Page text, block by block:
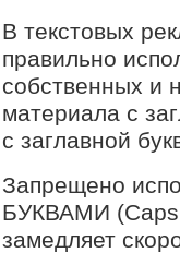
В текстовых
правильно
собственных и
материала с
с заглавной
Запрещено
БУКВАМИ (Caps
замедляет